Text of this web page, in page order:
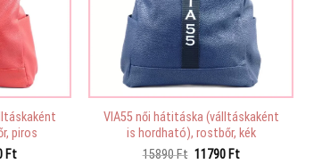
piros
FtCurrent
VIA55 női hátitáska (válltáskaként
is hordható), rostbőr, kék
15890Ft Original
11790 FtCurrent